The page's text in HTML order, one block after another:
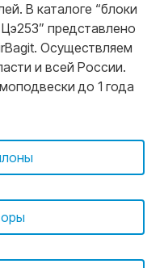
В каталоге “блоки
представлено
Осуществляем
и всей России.
до 1 года